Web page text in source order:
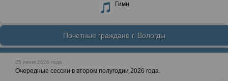
Гимн
Почетные граждане г. Вологды
25 июня 2026 года
Очередные сессии в втором полугодии 2026 года.